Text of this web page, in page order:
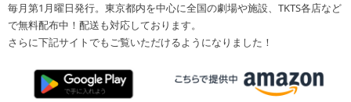
毎月第1月曜日発行。東京都内を中心に全国の劇場や施設、TKTS各店など
で無料配布中！配送も対応しております。
さらに下記サイトでもご覧いただけるようになりました！